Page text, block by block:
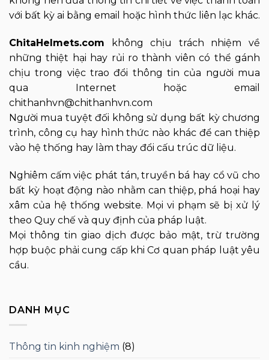
với bất kỳ ai bằng email hoặc hình thức liên lạc khác.
ChitaHelmets.com không chịu trách nhiệm về
những thiệt hại hay rủi ro thành viên có thể gánh
chịu trong việc trao đổi thông tin của người mua
qua Internet hoặc email
chithanhvn@chithanhvn.com
Người mua tuyệt đối không sử dụng bất kỳ chương
trình, công cụ hay hình thức nào khác để can thiệp
vào hệ thống hay làm thay đổi cấu trúc dữ liệu.
Nghiêm cấm việc phát tán, truyền bá hay cổ vũ cho
bất kỳ hoạt động nào nhằm can thiệp, phá hoại hay
xâm của hệ thống website. Mọi vi phạm sẽ bị xử lý
theo Quy chế và quy định của pháp luật.
Mọi thông tin giao dịch được bảo mật, trừ trường
hợp buộc phải cung cấp khi Cơ quan pháp luật yêu
cầu.
DANH MỤC
Thông tin kinh nghiệm (8)